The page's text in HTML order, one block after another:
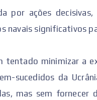
por ações
navais significativos
tentado minimizar a
sucedidos da
mas sem fornecer